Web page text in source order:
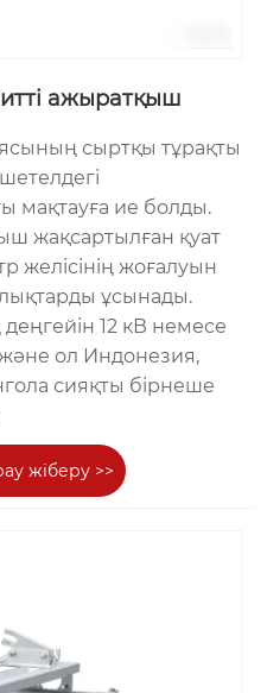
ажыратқыш
сыртқы тұрақты
мақтауға ие болды.
жақсартылған қуат
желісінің жоғалуын
ұсынады.
12 кВ немесе
ол Индонезия,
сияқты бірнеше
жіберу >>